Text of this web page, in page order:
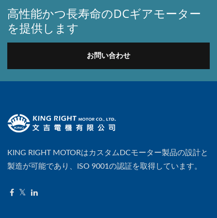
高性能かつ長寿命のDCギアモーター
を提供します
お問い合わせ
KING RIGHT MOTORはカスタムDCモーター製品の設計と
製造が可能であり、ISO 9001の認証を取得しています。